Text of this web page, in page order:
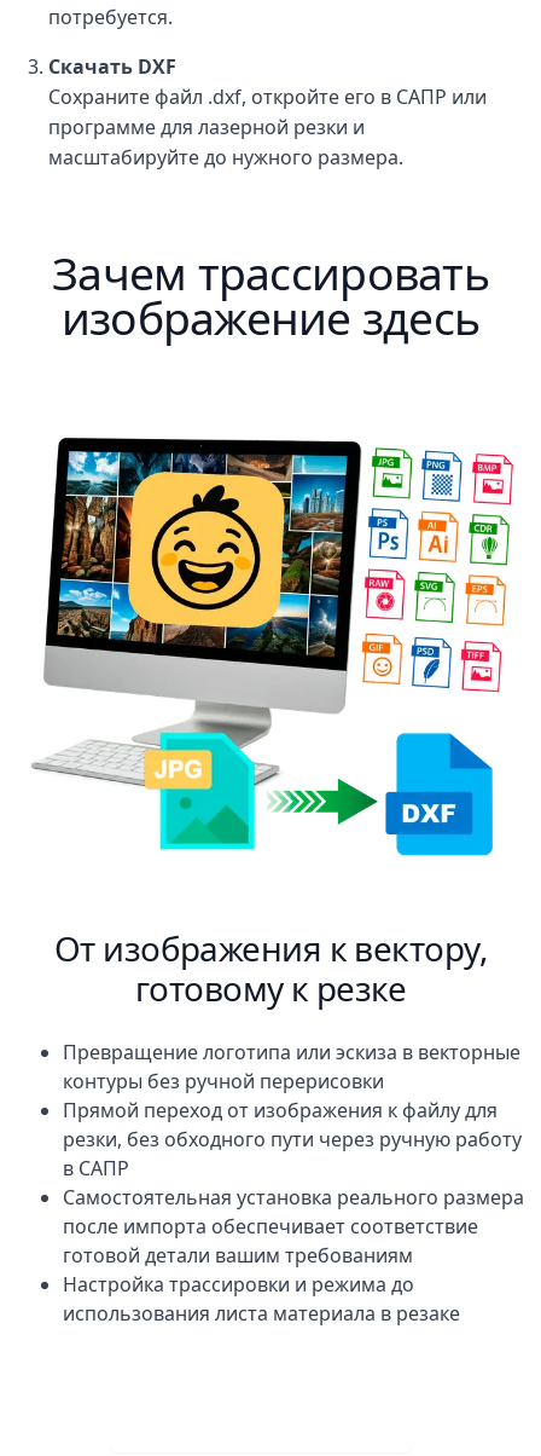
потребуется.
Скачать DXF
Сохраните файл .dxf, откройте его в САПР или
программе для лазерной резки и
масштабируйте до нужного размера.
Зачем трассировать
изображение здесь
От изображения к вектору,
готовому к резке
Превращение логотипа или эскиза в векторные
контуры без ручной перерисовки
Прямой переход от изображения к файлу для
резки, без обходного пути через ручную работу
в САПР
Самостоятельная установка реального размера
после импорта обеспечивает соответствие
готовой детали вашим требованиям
Настройка трассировки и режима до
использования листа материала в резаке